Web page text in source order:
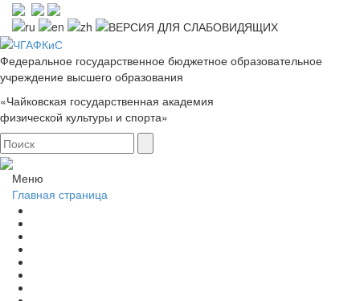
Федеральное государственное бюджетное образовательное
учреждение высшего образования
«Чайковская государственная академия
физической культуры и спорта»
Меню
Главная страница